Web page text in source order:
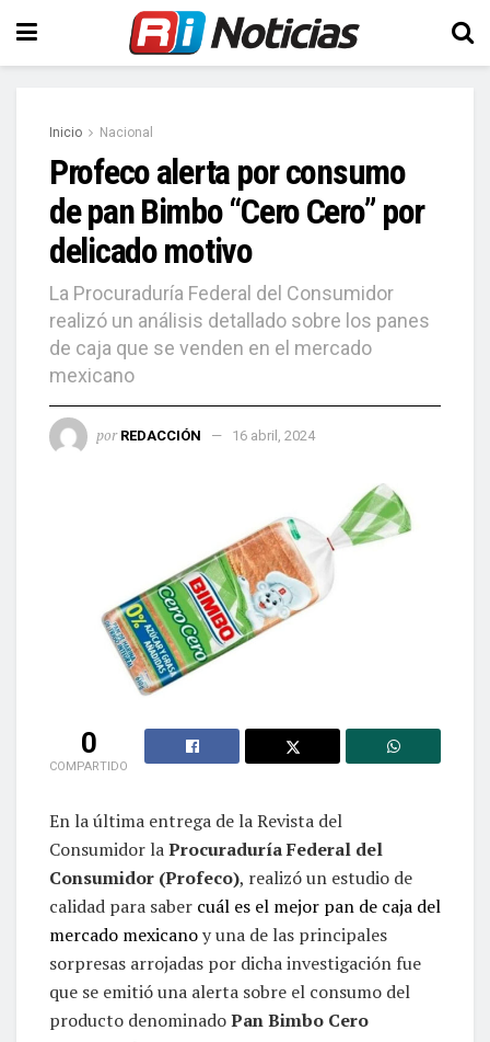
Inicio Nacional
Profeco alerta por consumo
de pan Bimbo “Cero Cero” por
delicado motivo
La Procuraduría Federal del Consumidor
realizó un análisis detallado sobre los panes
de caja que se venden en el mercado
mexicano
por REDACCIÓN 16 abril, 2024
0
COMPARTIDO
En la última entrega de la Revista del
Consumidor laProcuraduría Federal del
Consumidor (Profeco), realizó un estudio de
calidad para saber cuál es el mejor pan de caja del
mercado mexicanoy una de las principales
sorpresas arrojadas por dicha investigación fue
que se emitió una alerta sobre el consumo del
producto denominadoPan Bimbo Cero